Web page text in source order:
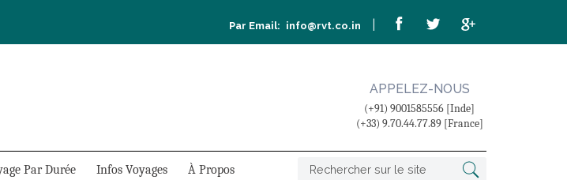
Par Email: info@rvt.co.in
APPELEZ-NOUS
(+91) 9001585556 [Inde]
(+33) 9.70.44.77.89 [France]
Par Durée Infos Voyages À Propos